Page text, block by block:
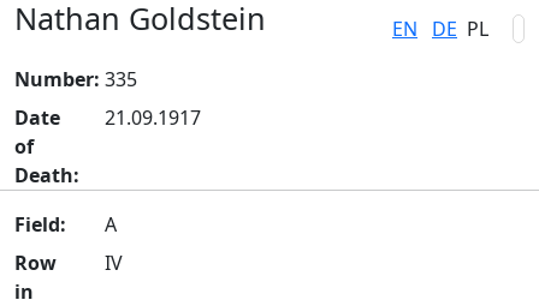
EN DE PL
Nathan Goldstein
Number: 335
Date
of
Death:
21.09.1917
Field:
A
Row
in
IV